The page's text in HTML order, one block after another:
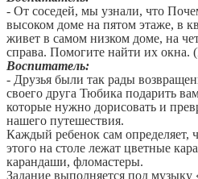
- От соседей, мы узнали, что
высоком доме на пятом этаже, в
живет в самом низком доме, на
справа. Помогите найти их окна.
Воспитатель:
- Друзья были так рады
своего друга Тюбика подарить
которые нужно дорисовать и
нашего путешествия.
Каждый ребенок сам определяет,
этого на столе лежат цветные
карандаши, фломастеры.
Задание выполняется под